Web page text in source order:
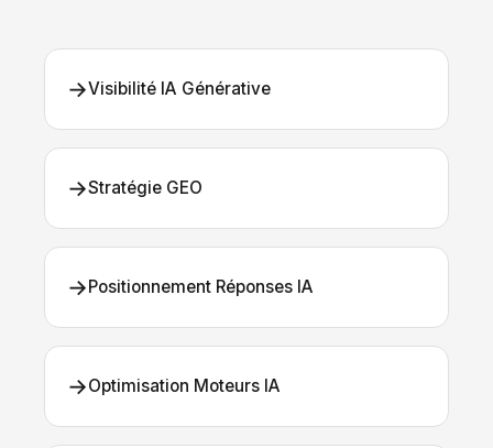
→Visibilité IA Générative
→Stratégie GEO
→Positionnement Réponses IA
→Optimisation Moteurs IA